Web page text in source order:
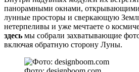
панорамными окнами, открывающими
лунные просторы и сверкающую
нетерпеливы и уже мечтаете о
здесь мы собрали захватывающие
включая обратную сторону Луны.